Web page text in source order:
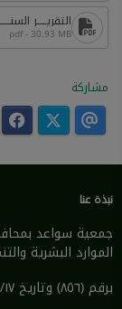
التقريـــــر
pdf - 30.93 MB
مشاركة
نبذة عنا
جمعية سواعد
الموارد البشرية
برقم (٨٥٦) وتاريخ ١٤٣٨/٥/١٧ وبموجب القرار الوزاري رقم (٥٧٦٤١)